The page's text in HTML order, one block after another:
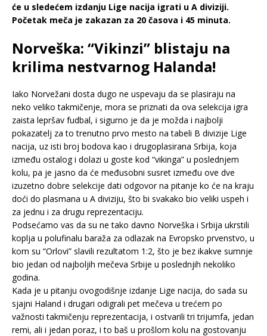
će u sledećem izdanju Lige nacija igrati u A diviziji.
Početak meča je zakazan za 20 časova i 45 minuta.
Norveška: “Vikinzi” blistaju na
krilima nestvarnog Halanda!
Iako Norvežani dosta dugo ne uspevaju da se plasiraju na
neko veliko takmičenje, mora se priznati da ova selekcija igra
zaista lepršav fudbal, i sigurno je da je možda i najbolji
pokazatelj za to trenutno prvo mesto na tabeli B divizije Lige
nacija, uz isti broj bodova kao i drugoplasirana Srbija, koja
između ostalog i dolazi u goste kod “vikinga” u poslednjem
kolu, pa je jasno da će međusobni susret između ove dve
izuzetno dobre selekcije dati odgovor na pitanje ko će na kraju
doći do plasmana u A diviziju, što bi svakako bio veliki uspeh i
za jednu i za drugu reprezentaciju.
Podsećamo vas da su ne tako davno Norveška i Srbija ukrstili
koplja u polufinalu baraža za odlazak na Evropsko prvenstvo, u
kom su “Orlovi” slavili rezultatom 1:2, što je bez ikakve sumnje
bio jedan od najboljih mečeva Srbije u poslednjih nekoliko
godina.
Kada je u pitanju ovogodišnje izdanje Lige nacija, do sada su
sjajni Haland i drugari odigrali pet mečeva u trećem po
važnosti takmičenju reprezentacija, i ostvarili tri trijumfa, jedan
remi, ali i jedan poraz, i to baš u prošlom kolu na gostovanju